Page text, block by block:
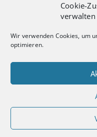
Cookie-
verwalten
Wir verwenden Cookies, um
optimieren.
Kontakt
copyright